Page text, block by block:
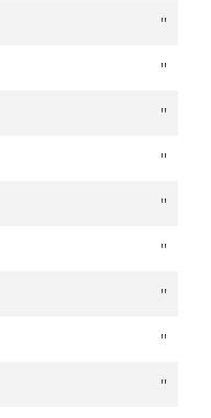
''
''
''
''
''
''
''
''
''
+ 00:16
''
+ 00:23
+ 00:24
+ 00:25
+ 00:26
+ 00:28
''
+ 00:30